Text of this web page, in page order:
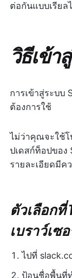
ต่อกันแบบเรียล
วิธีเข้า
การเข้าสู่ระบบ
ต้องการใช้
ไม่ว่าคุณจะใช้โ
ปเดสก์ท็อปของ
รายละเอียดมีค
ตัวเลือกที่
เบราว์เซ
ไปที่
ป้อนชื่อพื้นที่